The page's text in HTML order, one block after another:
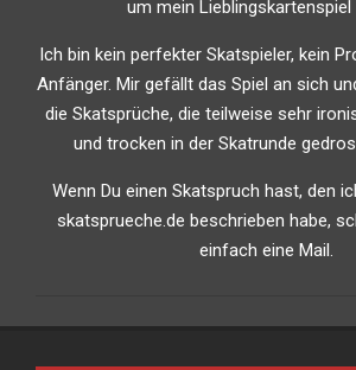
um mein Lieblingskartenspiel
Ich bin kein perfekter Skatspieler, kein
Anfänger. Mir gefällt das Spiel an sich
die Skatsprüche, die teilweise sehr
und trocken in der Skatrunde
Wenn Du einen Skatspruch hast, den
skatsprueche.de beschrieben habe,
einfach eine Mail.